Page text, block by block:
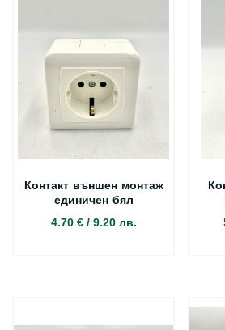
Контакт външен монтаж
единичен бял
4.70 €/ 9.20 лв.